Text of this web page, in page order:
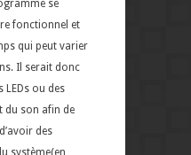
se
fonctionnel et
qui peut varier
Il serait donc
LEDs ou des
du son afin de
des
système(en